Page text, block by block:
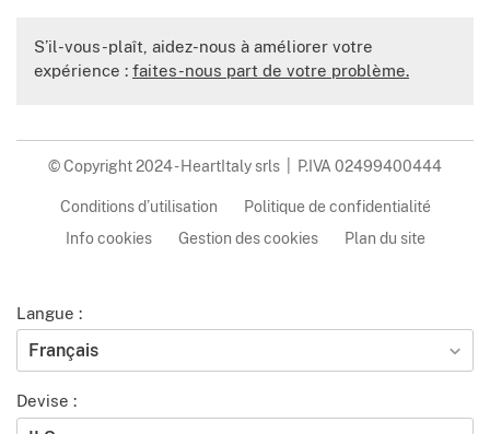
S’il-vous-plaît, aidez-nous à améliorer votre
expérience : faites-nous part de votre problème.
© Copyright 2024 - HeartItaly srls | P.IVA 02499400444
Conditions d’utilisation
Politique de confidentialité
Info cookies
Gestion des cookies Plan du site
Langue :
Français
Devise :